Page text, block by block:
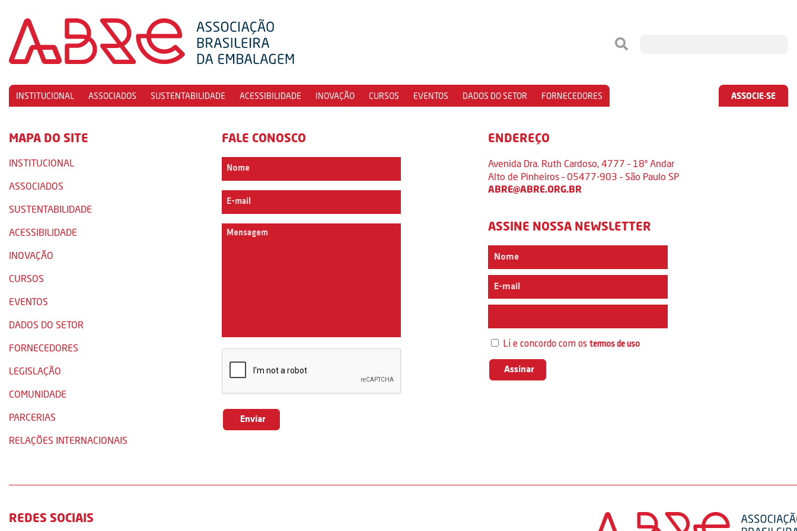
INSTITUCIONAL ASSOCIADOS SUSTENTABILIDADE ACESSIBILIDADE INOVAÇÃO CURSOS EVENTOS DADOS DO SETOR FORNECEDORES ASSOCIE-SE
MAPA DO SITE
INSTITUCIONAL
ASSOCIADOS
SUSTENTABILIDADE
ACESSIBILIDADE
INOVAÇÃO
CURSOS
EVENTOS
DADOS DO SETOR
FORNECEDORES
LEGISLAÇÃO
COMUNIDADE
PARCERIAS
RELAÇÕES INTERNACIONAIS
FALE CONOSCO ENDEREÇO
Avenida Dra. Ruth Cardoso, 4777 – 18º Andar
Alto de Pinheiros – 05477-903 – São Paulo SP
ABRE@ABRE.ORG.BR
ASSINE NOSSA NEWSLETTER
Li e concordo com ostermos de uso
REDES SOCIAIS